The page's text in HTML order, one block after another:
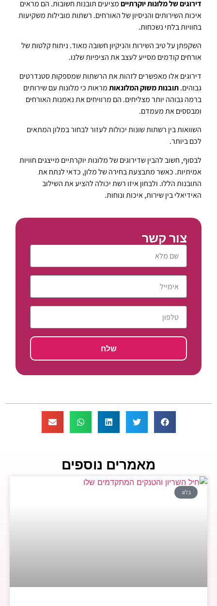
צור קשר
שלח
דירוגים של מלונות יוקרתייםמציעים תובנות חשובות. הם מראים
איכות השירותים והניסיון של האורחים. רשתות מובילות משקיעות
בחוויות בלתי נשכחות.
השקפתן על טיב השירות והניקיון חשובה מאוד. ניתוח קלטות של
אורחים קודמים מסייע לעצב את הציפיות שלנו.
דירוגים אלו מאפשרים לזהות את הרשתות שמספקות סטנדרטים
גבוהים.תובנות משוק המלונאותמראות כי מלונות עם שירותים
ברמה גבוהה יותר מצליחים. הם מרוויחים את נאמנות האורחים
ומבססים את מעמדם.
השוואות בין רשתות שונות יכולות לעזור לבחור במלון המתאים
לכם ביותר.
לבסוף, חשוב להבין שדירוגים של מלונות יוקרתיים מייצגים חוויות
אמיתיות. כאשר מתבצעת בחירה של מלון, כדאי לנתח את
התובנות הללו. ולבחון איזו רשת יכולה להציע את השילוב
האידיאלי בין שירות, איכות ונוחות.
מאמרים נוספים
בלוג